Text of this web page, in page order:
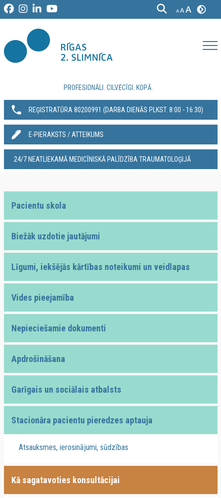
PROFESIONĀLI. CILVĒCĪGI. KOPĀ.
REĢISTRATŪRA 80200991‬ (DARBA DIENĀS PLKST. 8:00 - 16:30)
E-PIERAKSTS / ATTEIKUMS
24/7 NEATLIEKAMĀ MEDICĪNISKĀ PALĪDZĪBA TRAUMATOLOĢIJĀ
Pacientu skola
Biežāk uzdotie jautājumi
Līgumi, iekšējās kārtības noteikumi un veidlapas
Vides pieejamība
Nepieciešamie dokumenti
Apdrošināšana
Garīgais un sociālais atbalsts
Stacionāra pacientu pieredzes aptauja
Atsauksmes, ierosinājumi, sūdzības
Kā sagatavoties konsultācijai